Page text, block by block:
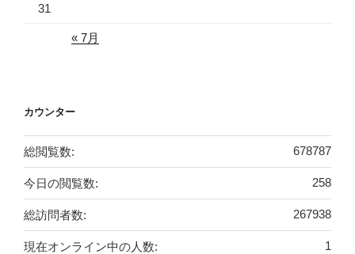
31
« 7月
カウンター
678787
総閲覧数:
258
今日の閲覧数:
267938
総訪問者数:
1
現在オンライン中の人数: